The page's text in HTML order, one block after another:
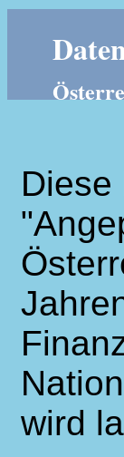
Diese
wird